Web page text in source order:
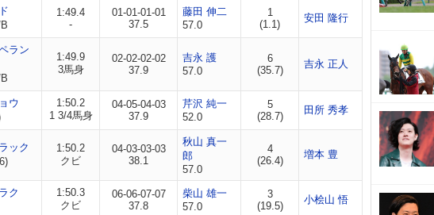
1:49.4
-
01-01-01-01
37.5
藤田 伸二
57.0
1
(1.1)
安田 隆行
ラン
1:49.9
3馬身
02-02-02-02
37.9
吉永 護
57.0
6
(35.7)
吉永 正人
ウ
1:50.2
1 3/4馬身
04-05-04-03
37.9
芹沢 純一
52.0
5
(28.7)
田所 秀孝
ック
1:50.2
クビ
04-03-03-03
38.1
秋山 真一
郎
57.0
4
(26.4)
増本 豊
ク
1:50.3
クビ
06-06-07-07
37.8
柴山 雄一
57.0
3
(19.5)
小桧山 悟